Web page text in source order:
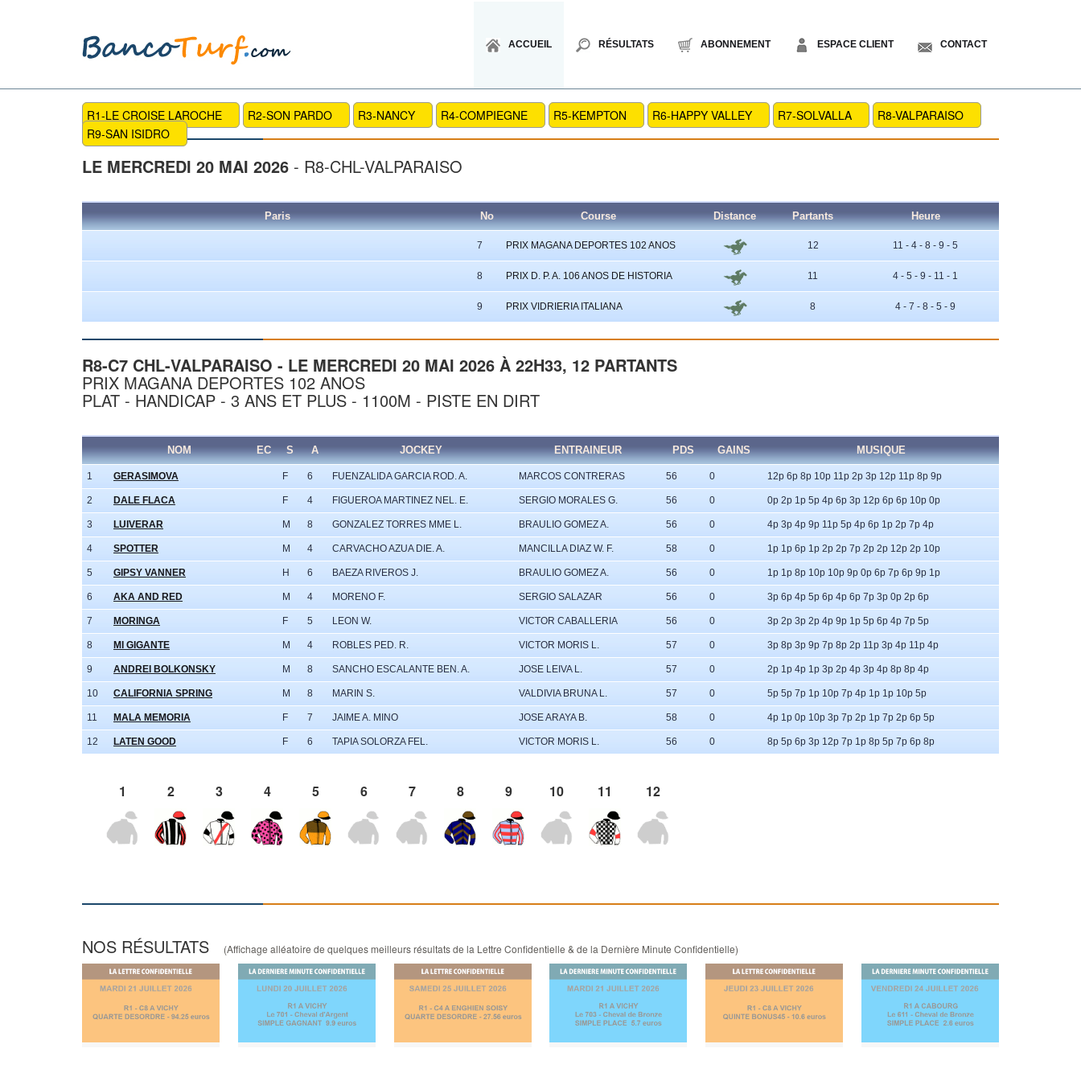
ACCUEIL RÉSULTATS ABONNEMENT ESPACE CLIENT CONTACT
R1-LE CROISE LAROCHE R2-SON PARDO R3-NANCY R4-COMPIEGNE R5-KEMPTON R6-HAPPY VALLEY R7-SOLVALLA
R8-VALPARAISO
R9-SAN ISIDRO
LE MERCREDI 20 MAI 2026 - R8-CHL-VALPARAISO
Paris No Course Distance Partants Heure
7 PRIX MAGANA DEPORTES 102 ANOS 12 11 - 4 - 8 - 9 - 5
8 PRIX D. P. A. 106 ANOS DE HISTORIA 11 4 - 5 - 9 - 11 - 1
9 PRIX VIDRIERIA ITALIANA 8 4 - 7 - 8 - 5 - 9
R8-C7 CHL-VALPARAISO - LE MERCREDI 20 MAI 2026 À 22H33, 12 PARTANTS
PRIX MAGANA DEPORTES 102 ANOS
PLAT - HANDICAP - 3 ANS ET PLUS - 1100M - PISTE EN DIRT
NOM EC S A JOCKEY ENTRAINEUR PDS GAINS MUSIQUE
1 GERASIMOVA F 6 FUENZALIDA GARCIA ROD. A. MARCOS CONTRERAS 56 0 12p 6p 8p 10p 11p 2p 3p 12p 11p 8p 9p
2 DALE FLACA F 4 FIGUEROA MARTINEZ NEL. E. SERGIO MORALES G. 56 0 0p 2p 1p 5p 4p 6p 3p 12p 6p 6p 10p 0p
3 LUIVERAR M 8 GONZALEZ TORRES MME L. BRAULIO GOMEZ A. 56 0 4p 3p 4p 9p 11p 5p 4p 6p 1p 2p 7p 4p
4 SPOTTER M 4 CARVACHO AZUA DIE. A. MANCILLA DIAZ W. F. 58 0 1p 1p 6p 1p 2p 2p 7p 2p 2p 12p 2p 10p
5 GIPSY VANNER H 6 BAEZA RIVEROS J. BRAULIO GOMEZ A. 56 0 1p 1p 8p 10p 10p 9p 0p 6p 7p 6p 9p 1p
6 AKA AND RED M 4 MORENO F. SERGIO SALAZAR 56 0 3p 6p 4p 5p 6p 4p 6p 7p 3p 0p 2p 6p
7 MORINGA F 5 LEON W. VICTOR CABALLERIA 56 0 3p 2p 3p 2p 4p 9p 1p 5p 6p 4p 7p 5p
8 MI GIGANTE M 4 ROBLES PED. R. VICTOR MORIS L. 57 0 3p 8p 3p 9p 7p 8p 2p 11p 3p 4p 11p 4p
9 ANDREI BOLKONSKY M 8 SANCHO ESCALANTE BEN. A. JOSE LEIVA L. 57 0 2p 1p 4p 1p 3p 2p 4p 3p 4p 8p 8p 4p
10 CALIFORNIA SPRING M 8 MARIN S. VALDIVIA BRUNA L. 57 0 5p 5p 7p 1p 10p 7p 4p 1p 1p 10p 5p
11 MALA MEMORIA F 7 JAIME A. MINO JOSE ARAYA B. 58 0 4p 1p 0p 10p 3p 7p 2p 1p 7p 2p 6p 5p
12 LATEN GOOD F 6 TAPIA SOLORZA FEL. VICTOR MORIS L. 56 0 8p 5p 6p 3p 12p 7p 1p 8p 5p 7p 6p 8p
1 2 3 4 5 6 7 8 9 10 11 12
NOS RÉSULTATS (Affichage alléatoire de quelques meilleurs résultats de la Lettre Confidentielle & de la Dernière Minute Confidentielle)